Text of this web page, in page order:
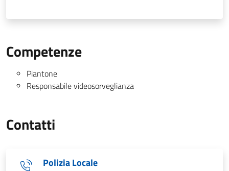
Competenze
Piantone
Responsabile videosorveglianza
Contatti
Polizia Locale